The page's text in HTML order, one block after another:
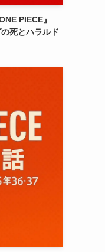
PIECE』
死とハラルド